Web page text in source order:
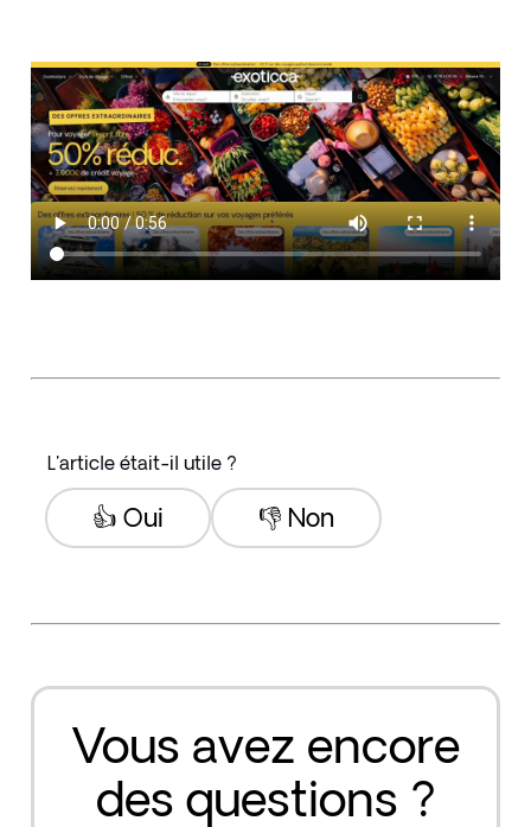
L'article était-il utile ?
👎 Non
👍 Oui
Vous avez encore
des questions ?